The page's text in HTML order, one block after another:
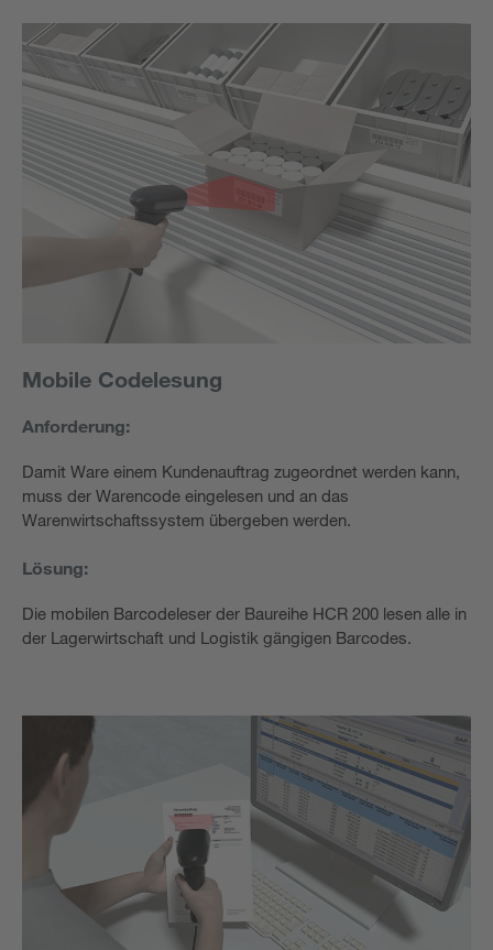
Mobile Codelesung
Anforderung:
Damit Ware einem Kundenauftrag zugeordnet werden kann,
muss der Warencode eingelesen und an das
Warenwirtschaftssystem übergeben werden.
Lösung:
Die mobilen Barcodeleser der Baureihe HCR 200 lesen alle in
der Lagerwirtschaft und Logistik gängigen Barcodes.